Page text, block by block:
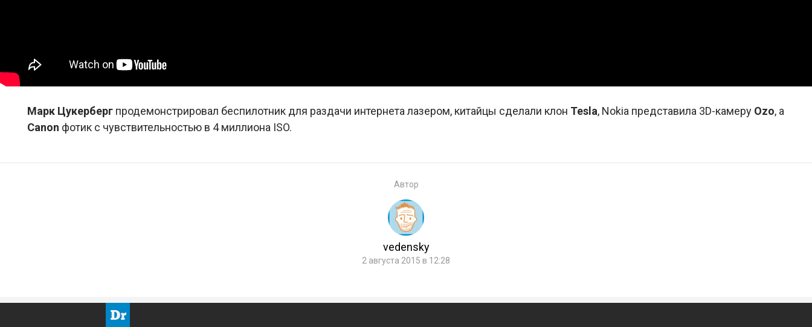
Марк Цукерберг продемонстрировал беспилотник для раздачи интернета лазером, китайцы сделали клон Tesla, Nokia представила 3D-камеру Ozo, а
Canon фотик с чувствительностью в 4 миллиона ISO.
Автор
vedensky
2 августа 2015 в 12:28